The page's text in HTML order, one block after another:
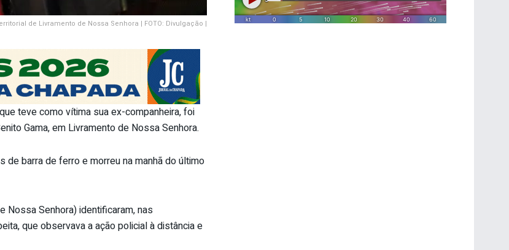
de Livramento de Nossa Senhora | FOTO: Divulgação |
teve como vítima sua ex-companheira, foi
Gama, em Livramento de Nossa Senhora.
barra de ferro e morreu na manhã do último
Nossa Senhora) identificaram, nas
que observava a ação policial à distância e